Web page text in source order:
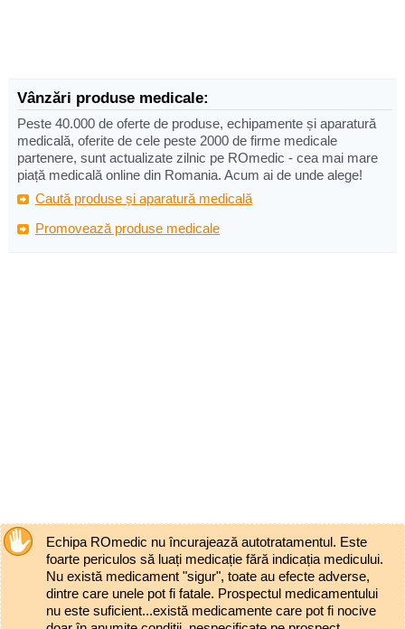
Vânzări produse medicale:
Peste 40.000 de oferte de produse, echipamente și aparatură
medicală, oferite de cele peste 2000 de firme medicale
partenere, sunt actualizate zilnic pe ROmedic - cea mai mare
piață medicală online din Romania. Acum ai de unde alege!
Caută produse și aparatură medicală
Promovează produse medicale
Echipa ROmedic nu încurajează autotratamentul. Este
foarte periculos să luați medicație fără indicația medicului.
Nu există medicament "sigur", toate au efecte adverse,
dintre care unele pot fi fatale. Prospectul medicamentului
nu este suficient...există medicamente care pot fi nocive